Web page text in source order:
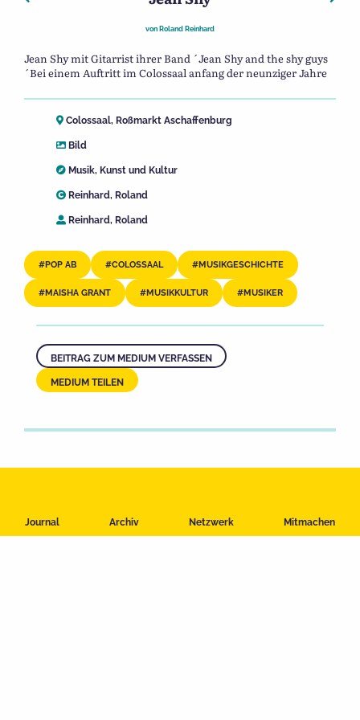
Journal Archiv Netzwerk Mitmachen
von Roland Reinhard
Jean Shy mit Gitarrist ihrer Band ´Jean Shy and the shy guys
´Bei einem Auftritt im Colossaal anfang der neunziger Jahre
Colossaal, Roßmarkt Aschaffenburg
Bild
Musik, Kunst und Kultur
Reinhard, Roland
Reinhard, Roland
POP AB COLOSSAAL MUSIKGESCHICHTE
MAISHA GRANT MUSIKKULTUR MUSIKER
BEITRAG ZUM MEDIUM VERFASSEN
MEDIUM TEILEN